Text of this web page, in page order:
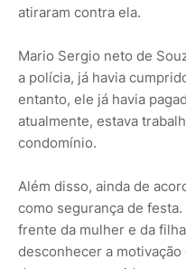
atiraram contra ela.
Mario Sergio neto de
a polícia, já havia
entanto, ele já havia
atualmente, estava
condomínio.
Além disso, ainda de
como segurança de
frente da mulher e da
desconhecer a